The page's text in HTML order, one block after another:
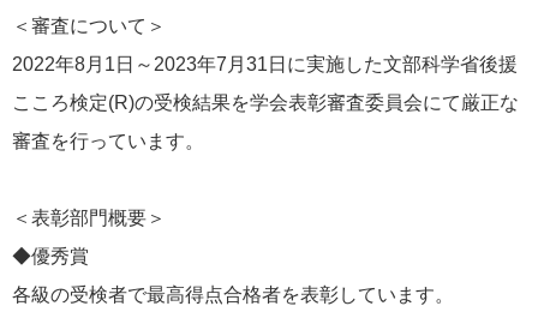
＜審査について＞
2022年8月1日～2023年7月31日に実施した文部科学省後援
こころ検定(R)の受検結果を学会表彰審査委員会にて厳正な
審査を行っています。
＜表彰部門概要＞
◆優秀賞
各級の受検者で最高得点合格者を表彰しています。